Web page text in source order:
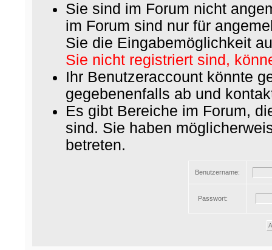
Sie sind im Forum nicht
im Forum sind nur für
Sie die Eingabemöglichkeit
Sie nicht registriert sind,
Ihr Benutzeraccount könnte
gegebenenfalls ab und
Es gibt Bereiche im Forum,
sind. Sie haben
betreten.
Benutzername:
Passwort: